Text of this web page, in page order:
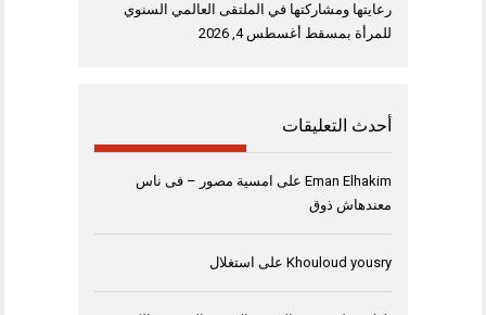
رعايتها ومشاركتها في الملتقى العالمي السنوي
للمرأة بمسقط أغسطس 4, 2026
أحدث التعليقات
Eman Elhakim على امسية مصور – فى ناس
معندهاش ذوق
Khouloud yousry على استغلال